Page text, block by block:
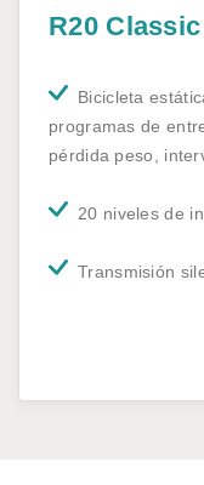
R20
Bicicleta
programas de
pérdida peso,
20 niveles de
Transmisión